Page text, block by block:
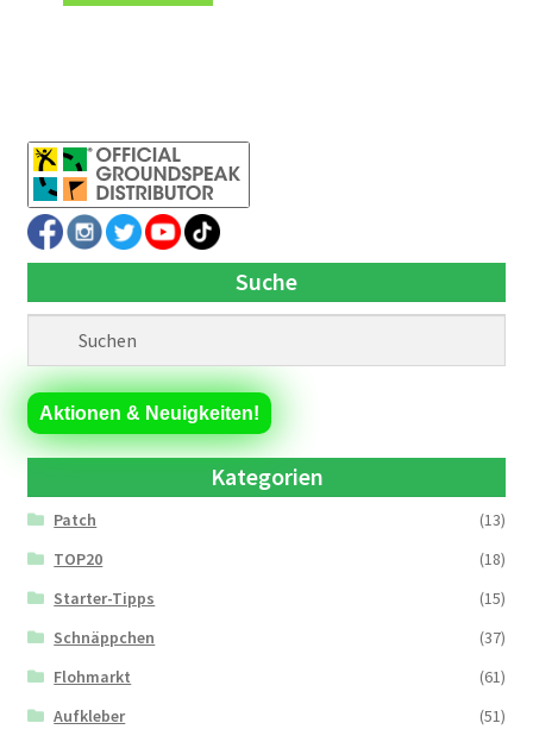
Suche
Aktionen & Neuigkeiten!
Kategorien
Patch
(13)
TOP20
(18)
Starter-Tipps
(15)
Schnäppchen
(37)
Flohmarkt
(61)
Aufkleber
(51)